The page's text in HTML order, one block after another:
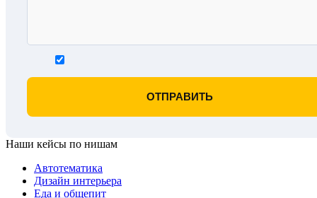
Наши кейсы по нишам
Автотематика
Дизайн интерьера
Еда и общепит